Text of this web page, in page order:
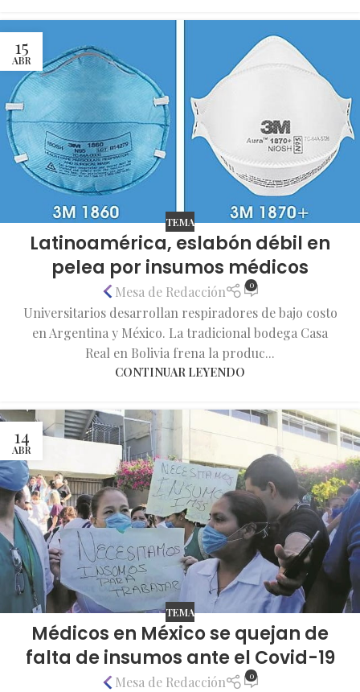
15
ABR
TEMA
Latinoamérica, eslabón débil en
pelea por insumos médicos
Mesa de Redacción 0
Universitarios desarrollan respiradores de bajo costo
en Argentina y México. La tradicional bodega Casa
Real en Bolivia frena la produc...
CONTINUAR LEYENDO
14
ABR
TEMA
Médicos en México se quejan de
falta de insumos ante el Covid-19
Mesa de Redacción 0